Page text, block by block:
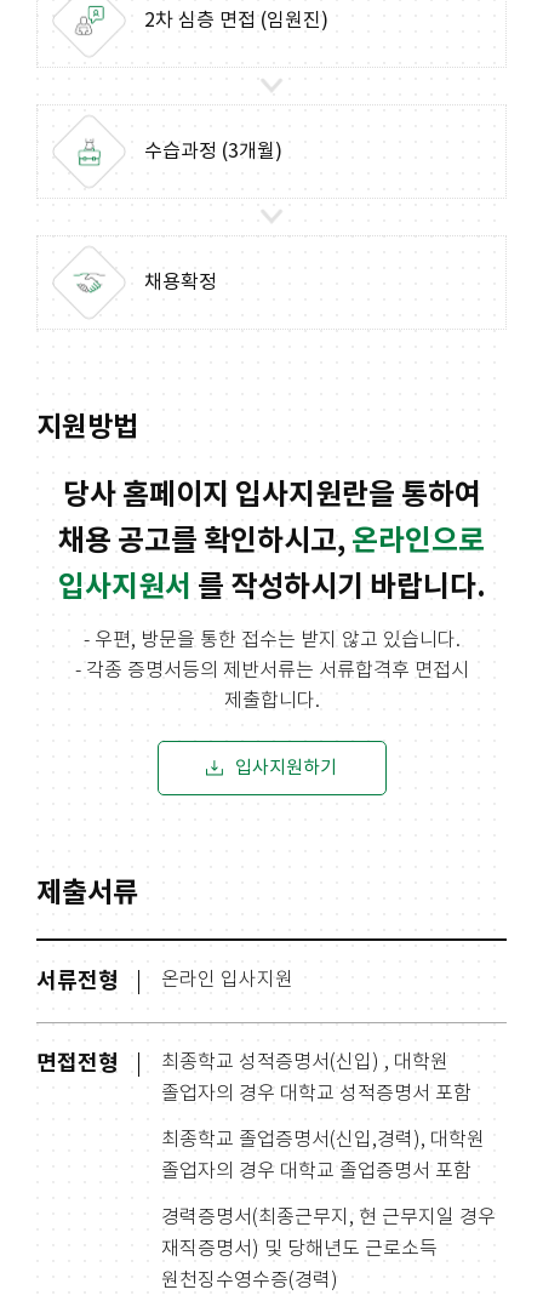
2차 심층 면접 (임원진)
수습과정 (3개월)
채용확정
지원방법
당사 홈페이지 입사지원란을 통하여
채용 공고를 확인하시고, 온라인으로
입사지원서 를 작성하시기 바랍니다.
- 우편, 방문을 통한 접수는 받지 않고 있습니다.
- 각종 증명서등의 제반서류는 서류합격후 면접시
제출합니다.
입사지원하기
제출서류
서류전형 온라인 입사지원
면접전형
최종학교 성적증명서(신입) , 대학원
졸업자의 경우 대학교 성적증명서 포함
최종학교 졸업증명서(신입,경력), 대학원
졸업자의 경우 대학교 졸업증명서 포함
경력증명서(최종근무지, 현 근무지일 경우
재직증명서) 및 당해년도 근로소득
원천징수영수증(경력)